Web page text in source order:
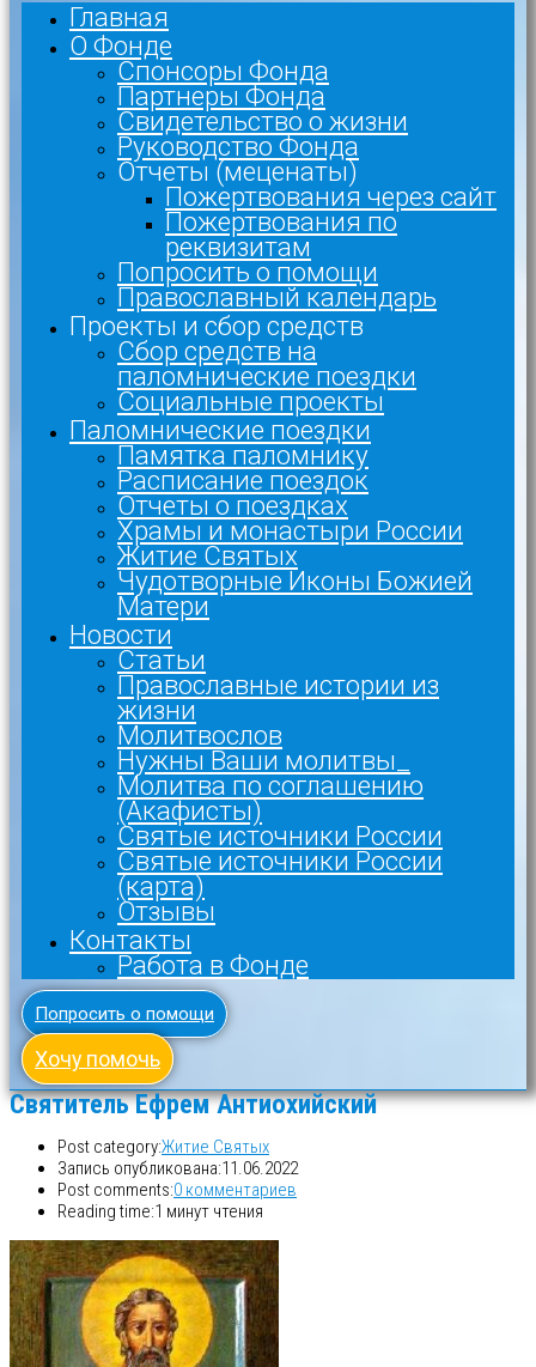
Главная
О Фонде
Спонсоры Фонда
Партнеры Фонда
Свидетельство о жизни
Руководство Фонда
Отчеты (меценаты)
Пожертвования через сайт
Пожертвования по
реквизитам
Попросить о помощи
Православный календарь
Проекты и сбор средств
Сбор средств на
паломнические поездки
Социальные проекты
Паломнические поездки
Памятка паломнику
Расписание поездок
Отчеты о поездках
Храмы и монастыри России
Житие Святых
Чудотворные Иконы Божией
Матери
Новости
Статьи
Православные истории из
жизни
Молитвослов
Нужны Ваши молитвы_
Молитва по соглашению
(Акафисты)
Святые источники России
Святые источники России
(карта)
Отзывы
Контакты
Работа в Фонде
Попросить о помощи
Хочу помочь
Святитель Ефрем Антиохийский
Post category:Житие Святых
Запись опубликована:11.06.2022
Post comments:0 комментариев
Reading time:1 минут чтения